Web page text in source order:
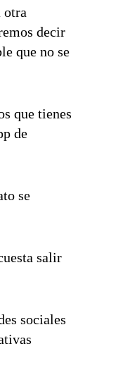
otra
decir
que no se
que tienes
de
se
salir
sociales